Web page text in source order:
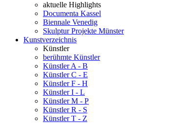
aktuelle Highlights
Documenta Kassel
Biennale Venedig
Skulptur Projekte Münster
Kunstverzeichnis
Künstler
berühmte Künstler
Künstler A - B
Künstler C - E
Künstler F - H
Künstler I - L
Künstler M - P
Künstler R - S
Künstler T - Z